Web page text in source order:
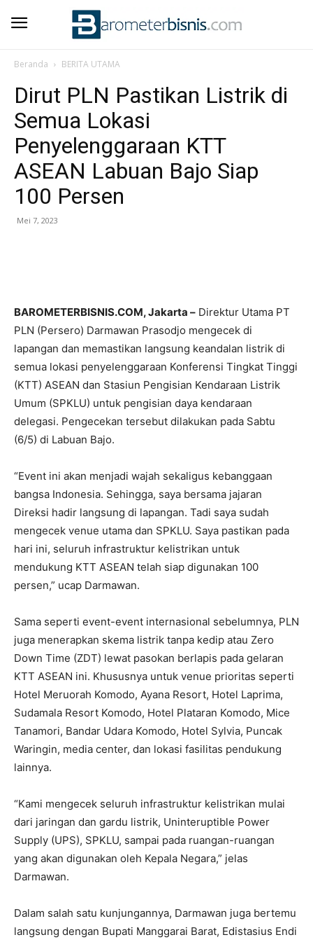
Beranda BERITA UTAMA
Dirut PLN Pastikan Listrik di
Semua Lokasi
Penyelenggaraan KTT
ASEAN Labuan Bajo Siap
100 Persen
Mei 7, 2023
BAROMETERBISNIS.COM, Jakarta – Direktur Utama PT
PLN (Persero) Darmawan Prasodjo mengecek di
lapangan dan memastikan langsung keandalan listrik di
semua lokasi penyelenggaraan Konferensi Tingkat Tinggi
(KTT) ASEAN dan Stasiun Pengisian Kendaraan Listrik
Umum (SPKLU) untuk pengisian daya kendaraan
delegasi. Pengecekan tersebut dilakukan pada Sabtu
(6/5) di Labuan Bajo.
“Event ini akan menjadi wajah sekaligus kebanggaan
bangsa Indonesia. Sehingga, saya bersama jajaran
Direksi hadir langsung di lapangan. Tadi saya sudah
mengecek venue utama dan SPKLU. Saya pastikan pada
hari ini, seluruh infrastruktur kelistrikan untuk
mendukung KTT ASEAN telah siap digunakan 100
persen,” ucap Darmawan.
Sama seperti event-event internasional sebelumnya, PLN
juga menerapkan skema listrik tanpa kedip atau Zero
Down Time (ZDT) lewat pasokan berlapis pada gelaran
KTT ASEAN ini. Khususnya untuk venue prioritas seperti
Hotel Meruorah Komodo, Ayana Resort, Hotel Laprima,
Sudamala Resort Komodo, Hotel Plataran Komodo, Mice
Tanamori, Bandar Udara Komodo, Hotel Sylvia, Puncak
Waringin, media center, dan lokasi fasilitas pendukung
lainnya.
“Kami mengecek seluruh infrastruktur kelistrikan mulai
dari jaringan dan gardu listrik, Uninteruptible Power
Supply (UPS), SPKLU, sampai pada ruangan-ruangan
yang akan digunakan oleh Kepala Negara,” jelas
Darmawan.
Dalam salah satu kunjungannya, Darmawan juga bertemu
langsung dengan Bupati Manggarai Barat, Edistasius Endi